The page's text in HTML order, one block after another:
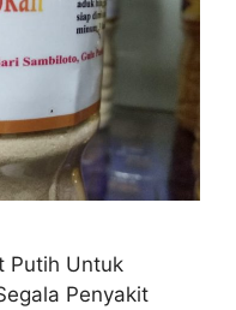
Putih Untuk
Segala Penyakit